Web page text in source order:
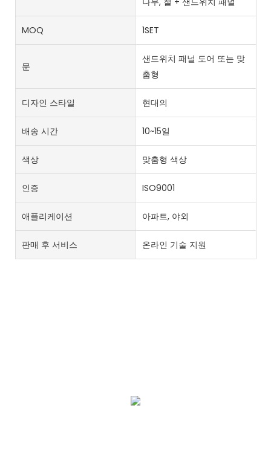
MOQ 1SET
문
샌드위치 패널 도어 또는 맞
춤형
디자인 스타일 현대의
배송 시간 10~15일
색상 맞춤형 색상
인증 ISO9001
애플리케이션 아파트, 야외
판매 후 서비스 온라인 기술 지원